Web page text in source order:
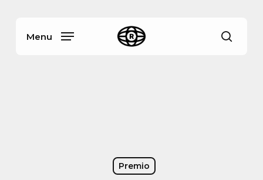
Menu
Premio